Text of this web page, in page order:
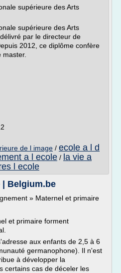
supérieure des Arts
supérieure des Arts
par le directeur de
2012, ce diplôme confère
de l image / ecole a l d
a l ecole / la vie a
l ecole
| Belgium.be
» Maternel et primaire
et primaire forment
aux enfants de 2,5 à 6
germanophone). Il n'est
à développer la
certains cas de déceler les